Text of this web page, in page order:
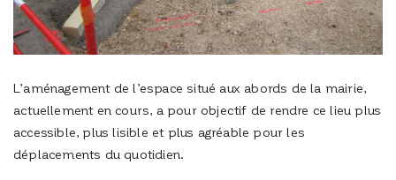
L’aménagement de l’espace situé aux abords de la mairie,
actuellement en cours, a pour objectif de rendre ce lieu plus
accessible, plus lisible et plus agréable pour les
déplacements du quotidien.